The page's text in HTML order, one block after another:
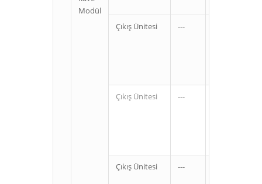
Modül
Çıkış Ünitesi ---
Çıkış Ünitesi ---
Çıkış Ünitesi ---